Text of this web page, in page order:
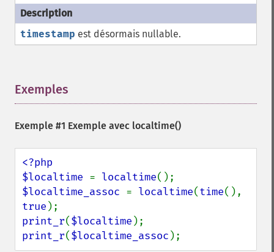
timestamp est désormais nullable.
Exemples
Exemple #1 Exemple avec localtime()
<?php
$localtime = localtime
$localtime_assoc = localtime(time
true
print_r($localtime
print_r($localtime_assoc );